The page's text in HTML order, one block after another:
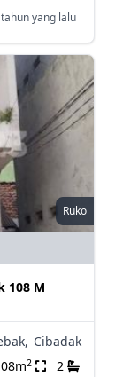
yang lalu
Ruko
108 M
Cibadak
2 2